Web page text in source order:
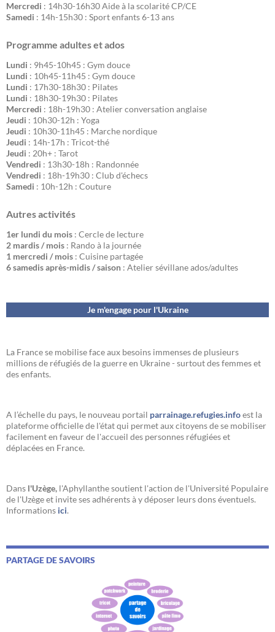
Mercredi : 14h30-16h30 Aide à la scolarité CP/CE
Samedi : 14h-15h30 : Sport enfants 6-13 ans
Programme adultes et ados
Lundi : 9h45-10h45 : Gym douce
Lundi : 10h45-11h45 : Gym douce
Lundi : 17h30-18h30 : Pilates
Lundi : 18h30-19h30 : Pilates
Mercredi : 18h-19h30 : Atelier conversation anglaise
Jeudi : 10h30-12h : Yoga
Jeudi : 10h30-11h45 : Marche nordique
Jeudi : 14h-17h : Tricot-thé
Jeudi : 20h+ : Tarot
Vendredi : 13h30-18h : Randonnée
Vendredi : 18h-19h30 : Club d'échecs
Samedi : 10h-12h : Couture
Autres activités
1er lundi du mois : Cercle de lecture
2 mardis / mois : Rando à la journée
1 mercredi / mois : Cuisine partagée
6 samedis après-midis / saison : Atelier sévillane ados/adultes
Je m'engage pour l'Ukraine
La France se mobilise face aux besoins immenses de plusieurs
millions de réfugiés de la guerre en Ukraine - surtout des femmes et
des enfants.
A l’échelle du pays, le nouveau portail parrainage.refugies.infoest la
plateforme officielle de l'état qui permet aux citoyens de se mobiliser
facilement en faveur de l'accueil des personnes réfugiées et
déplacées en France.
Dans l'Uzège, l'Aphyllanthe soutient l'action de l'Université Populaire
de l'Uzège et invite ses adhérents à y déposer leurs dons éventuels.
Informations ici.
PARTAGE DE SAVOIRS